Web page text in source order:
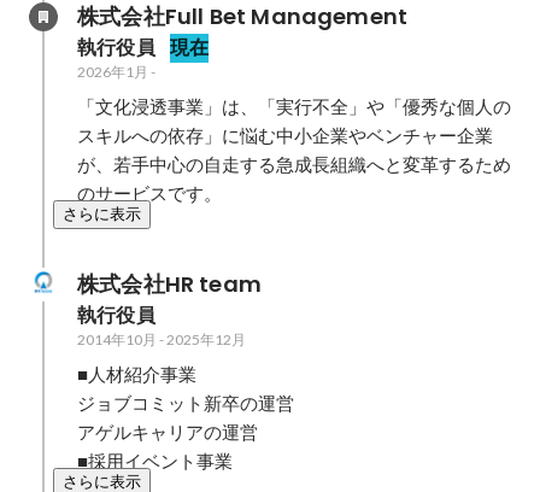
株式会社Full Bet Management
執行役員 現在
2026年1月 -
「文化浸透事業」は、「実行不全」や「優秀な個人の
スキルへの依存」に悩む中小企業やベンチャー企業
が、若手中心の自走する急成長組織へと変革するため
のサービスです。
さらに表示
株式会社HR team
執行役員
2014年10月 -2025年12月
■人材紹介事業
ジョブコミット新卒の運営
アゲルキャリアの運営
■採用イベント事業
さらに表示